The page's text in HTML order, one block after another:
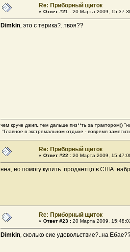
Re: Приборный щиток
« Ответ #21 : 20 Марта 2009,
Dimkin, это с терика?..твоя??
чем круче джип..тем дальше пиз**ть за трактором))
"Главное в экстремальном отдыхе - вовремя
Re: Приборный щиток
« Ответ #22 : 20 Марта 2009,
неа, но помогу купить. продаетцо в США.
Re: Приборный щиток
« Ответ #23 : 20 Марта 2009,
Dimkin, сколько сие удовольствие?..на